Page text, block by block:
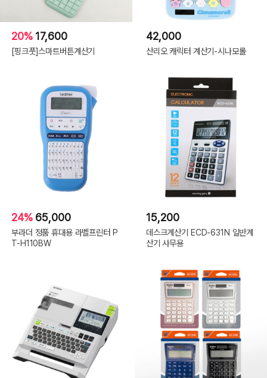
20% 17,600
[핑크풋]스마트버튼계산기
42,000
산리오 캐릭터 계산기-시나모롤
24% 65,000
부라더 정품 휴대용 라벨프린터 P
T-H110BW
15,200
데스크계산기 ECD-631N 일반계
산기 사무용